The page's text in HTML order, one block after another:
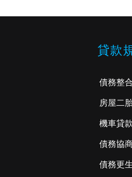
貸款
債務整合
房屋二
機車貸款
債務協
債務更生